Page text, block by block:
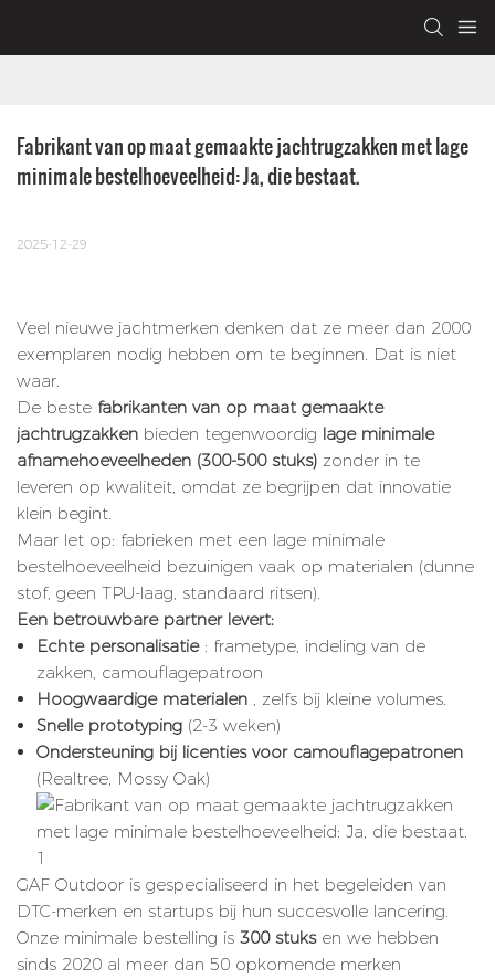
Fabrikant van op maat gemaakte jachtrugzakken met lage
minimale bestelhoeveelheid: Ja, die bestaat.
2025-12-29
Veel nieuwe jachtmerken denken dat ze meer dan 2000
exemplaren nodig hebben om te beginnen. Dat is niet
waar.
De beste fabrikanten van op maat gemaakte
jachtrugzakken bieden tegenwoordig lage minimale
afnamehoeveelheden (300-500 stuks) zonder in te
leveren op kwaliteit, omdat ze begrijpen dat innovatie
klein begint.
Maar let op: fabrieken met een lage minimale
bestelhoeveelheid bezuinigen vaak op materialen (dunne
stof, geen TPU-laag, standaard ritsen).
Een betrouwbare partner levert:
Echte personalisatie: frametype, indeling van de
zakken, camouflagepatroon
Hoogwaardige materialen , zelfs bij kleine volumes.
Snelle prototyping (2-3 weken)
Ondersteuning bij licenties voor camouflagepatronen
(Realtree, Mossy Oak)
GAF Outdoor is gespecialiseerd in het begeleiden van
DTC-merken en startups bij hun succesvolle lancering.
Onze minimale bestelling is 300 stuksen we hebben
sinds 2020 al meer dan 50 opkomende merken